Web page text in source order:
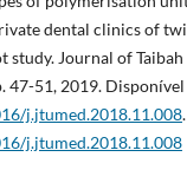
dental clinics of
study. Journal of
47-51, 2019.
j.jtumed.2018.11.008
j.jtumed.2018.11.008